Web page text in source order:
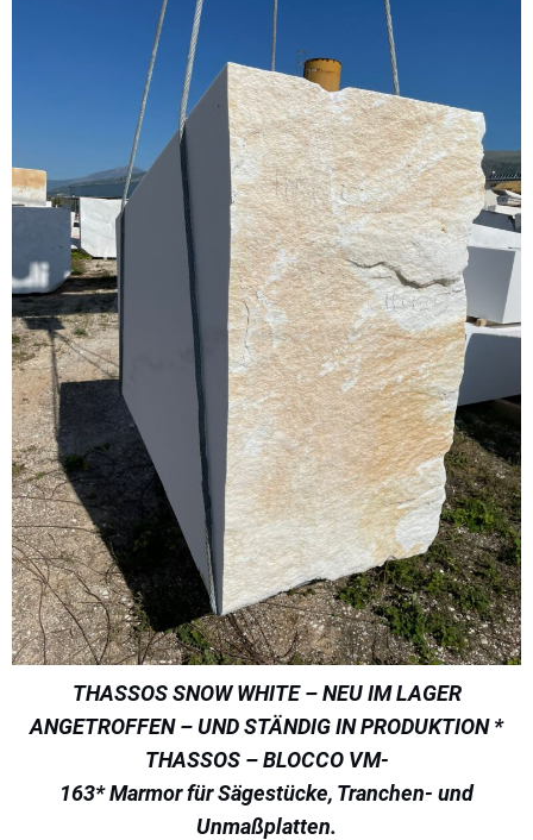
THASSOS SNOW WHITE – NEU IM LAGER
ANGETROFFEN – UND STÄNDIG IN PRODUKTION *
THASSOS – BLOCCO VM-
163* Marmor für Sägestücke, Tranchen- und
Unmaßplatten.